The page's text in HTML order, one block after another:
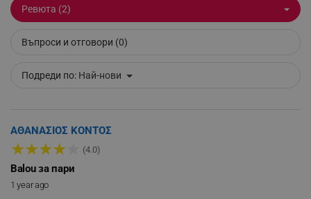
Ревюта (2)
Въпроси и отговори (0)
Подреди по: Най-нови
ΑΘΑΝΑΣΙΟΣ ΚΟΝΤΟΣ
★★★★ (4.0)
Balou за пари
1 year ago
_sgf_rq
segmentifyExtension